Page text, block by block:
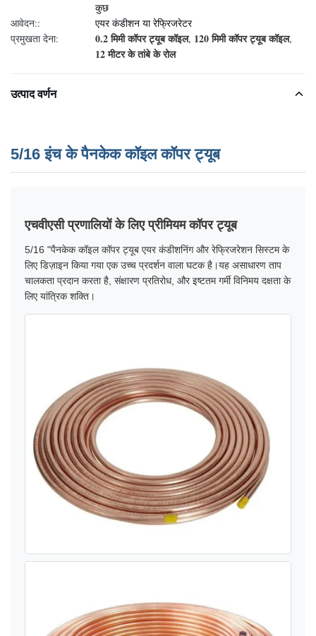
कुछ
आवेदन::
एयर कंडीशन या रेफ्रिजरेटर
प्रमुखता देना:
0.2 मिमी कॉपर ट्यूब कॉइल, 120 मिमी कॉपर ट्यूब कॉइल,
12 मीटर के तांबे के रोल
उत्पाद वर्णन
5/16 इंच के पैनकेक कॉइल कॉपर ट्यूब
एचवीएसी प्रणालियों के लिए प्रीमियम कॉपर ट्यूब
5/16 "पैनकेक कॉइल कॉपर ट्यूब एयर कंडीशनिंग और रेफ्रिजरेशन सिस्टम के
लिए डिज़ाइन किया गया एक उच्च प्रदर्शन वाला घटक है।यह असाधारण ताप
चालकता प्रदान करता है, संक्षारण प्रतिरोध, और इष्टतम गर्मी विनिमय दक्षता के
लिए यांत्रिक शक्ति।